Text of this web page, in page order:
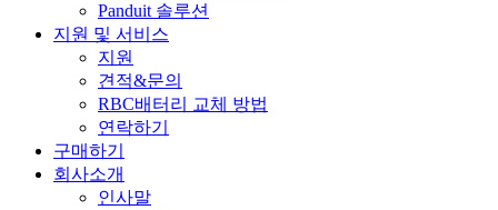
Panduit 솔루션
지원 및 서비스
지원
견적&문의
RBC배터리 교체 방법
연락하기
구매하기
회사소개
인사말